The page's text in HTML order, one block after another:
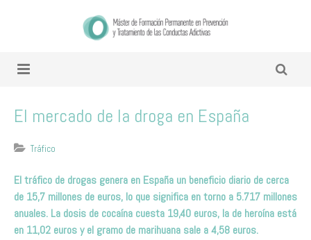
El mercado de la droga en España
Tráfico
El tráfico de drogas genera en España un beneficio diario de cerca
de 15,7 millones de euros, lo que significa en torno a 5.717 millones
anuales. La dosis de cocaína cuesta 19,40 euros, la de heroína está
en 11,02 euros y el gramo de marihuana sale a 4,58 euros.